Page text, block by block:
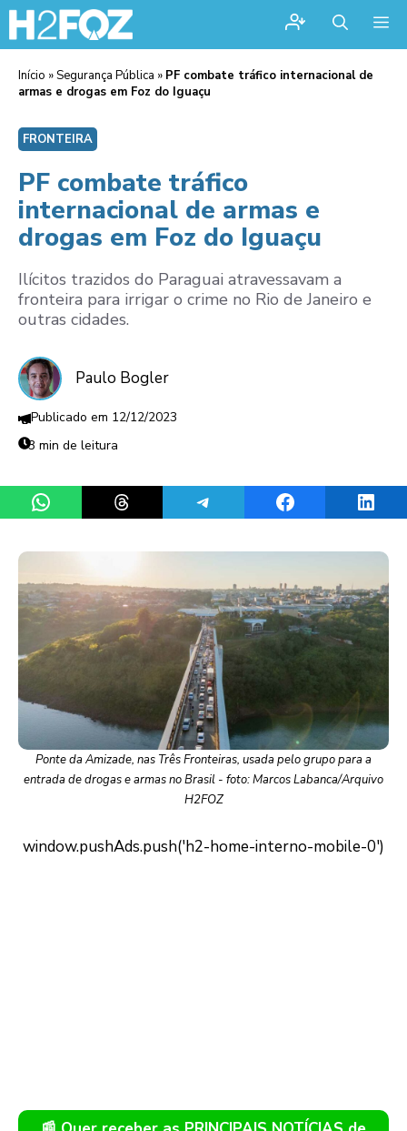
Início »Segurança Pública » PF combate tráfico internacional de
armas e drogas em Foz do Iguaçu
FRONTEIRA
PF combate tráfico
internacional de armas e
drogas em Foz do Iguaçu
Ilícitos trazidos do Paraguai atravessavam a
fronteira para irrigar o crime no Rio de Janeiro e
outras cidades.
Paulo Bogler
12/12/2023
3 min de leitura
Share on WhatsAppShare on ThreadsShare on TelegramShare on Facebook
Ponte da Amizade, nas Três Fronteiras, usada pelo grupo para a
entrada de drogas e armas no Brasil - foto: Marcos Labanca/Arquivo
H2FOZ